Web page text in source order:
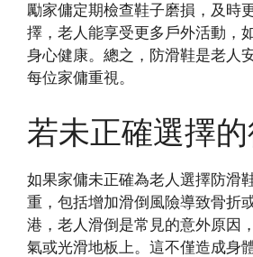
勵家傭定期檢查鞋子磨損，及時
擇，老人能享受更多戶外活動，
身心健康。總之，防滑鞋是老人
每位家傭重視。
若未正確選擇
如果家傭未正確為老人選擇防滑
重，包括增加滑倒風險導致骨折
港，老人滑倒是常見的意外原因
氣或光滑地板上。這不僅造成身